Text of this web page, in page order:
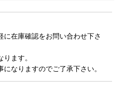
在庫確認をお問い合わせ下さ
ます。
なりますのでご了承下さい。